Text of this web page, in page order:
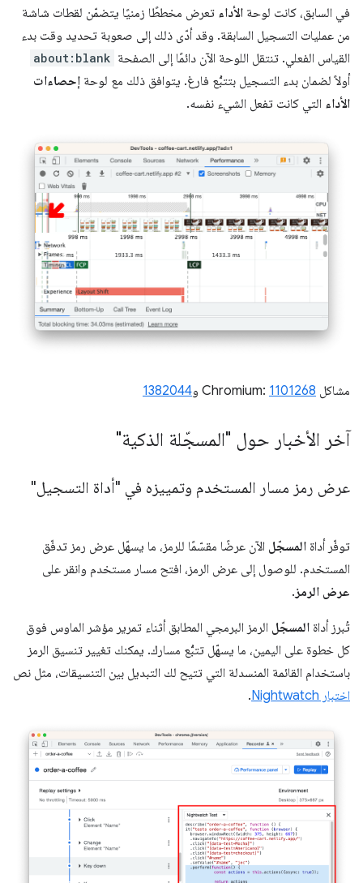
في السابق، كانت لوحة الأداء تعرض مخططًا زمنيًا يتضمّن لقطات شاشة
من عمليات التسجيل السابقة. وقد أدّى ذلك إلى صعوبة تحديد وقت بدء
القياس الفعلي. تنتقل اللوحة الآن دائمًا إلى الصفحة about:blank
أولاً لضمان بدء التسجيل بتتبُّع فارغ. يتوافق ذلك مع لوحة إحصاءات
الأداء التي كانت تفعل الشيء نفسه.
مشاكل Chromium: 1101268 و1382044
آخر الأخبار حول "المسجّلة الذكية"
عرض رمز مسار المستخدم وتمييزه في "أداة التسجيل"
توفّر أداة المسجّل الآن عرضًا مقسّمًا للرمز، ما يسهّل عرض رمز تدفّق
المستخدم. للوصول إلى عرض الرمز، افتح مسار مستخدم وانقر على
عرض الرمز.
تُبرز أداة المسجّل الرمز البرمجي المطابق أثناء تمرير مؤشر الماوس فوق
كل خطوة على اليمين، ما يسهّل تتبُّع مسارك. يمكنك تغيير تنسيق الرمز
باستخدام القائمة المنسدلة التي تتيح لك التبديل بين التنسيقات، مثل نص
اختبار Nightwatch
.